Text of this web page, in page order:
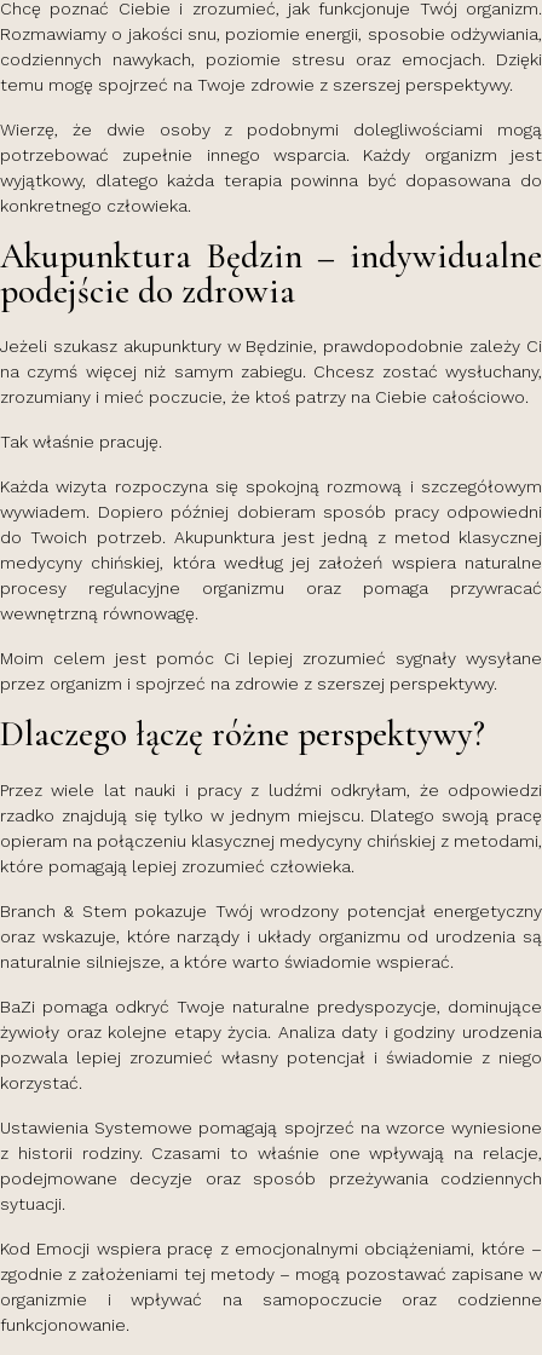
Chcę poznać Ciebie i zrozumieć, jak funkcjonuje Twój organizm.
Rozmawiamy o jakości snu, poziomie energii, sposobie odżywiania,
codziennych nawykach, poziomie stresu oraz emocjach. Dzięki
temu mogę spojrzeć na Twoje zdrowie z szerszej perspektywy.
Wierzę, że dwie osoby z podobnymi dolegliwościami mogą
potrzebować zupełnie innego wsparcia. Każdy organizm jest
wyjątkowy, dlatego każda terapia powinna być dopasowana do
konkretnego człowieka.
Akupunktura Będzin – indywidualne
podejście do zdrowia
Jeżeli szukasz akupunktury w Będzinie, prawdopodobnie zależy Ci
na czymś więcej niż samym zabiegu. Chcesz zostać wysłuchany,
zrozumiany i mieć poczucie, że ktoś patrzy na Ciebie całościowo.
Tak właśnie pracuję.
Każda wizyta rozpoczyna się spokojną rozmową i szczegółowym
wywiadem. Dopiero później dobieram sposób pracy odpowiedni
do Twoich potrzeb. Akupunktura jest jedną z metod klasycznej
medycyny chińskiej, która według jej założeń wspiera naturalne
procesy regulacyjne organizmu oraz pomaga przywracać
wewnętrzną równowagę.
Moim celem jest pomóc Ci lepiej zrozumieć sygnały wysyłane
przez organizm i spojrzeć na zdrowie z szerszej perspektywy.
Dlaczego łączę różne perspektywy?
Przez wiele lat nauki i pracy z ludźmi odkryłam, że odpowiedzi
rzadko znajdują się tylko w jednym miejscu. Dlatego swoją pracę
opieram na połączeniu klasycznej medycyny chińskiej z metodami,
które pomagają lepiej zrozumieć człowieka.
Branch & Stem pokazuje Twój wrodzony potencjał energetyczny
oraz wskazuje, które narządy i układy organizmu od urodzenia są
naturalnie silniejsze, a które warto świadomie wspierać.
BaZi pomaga odkryć Twoje naturalne predyspozycje, dominujące
żywioły oraz kolejne etapy życia. Analiza daty i godziny urodzenia
pozwala lepiej zrozumieć własny potencjał i świadomie z niego
korzystać.
Ustawienia Systemowe pomagają spojrzeć na wzorce wyniesione
z historii rodziny. Czasami to właśnie one wpływają na relacje,
podejmowane decyzje oraz sposób przeżywania codziennych
sytuacji.
Kod Emocji wspiera pracę z emocjonalnymi obciążeniami, które –
zgodnie z założeniami tej metody – mogą pozostawać zapisane w
organizmie i wpływać na samopoczucie oraz codzienne
funkcjonowanie.